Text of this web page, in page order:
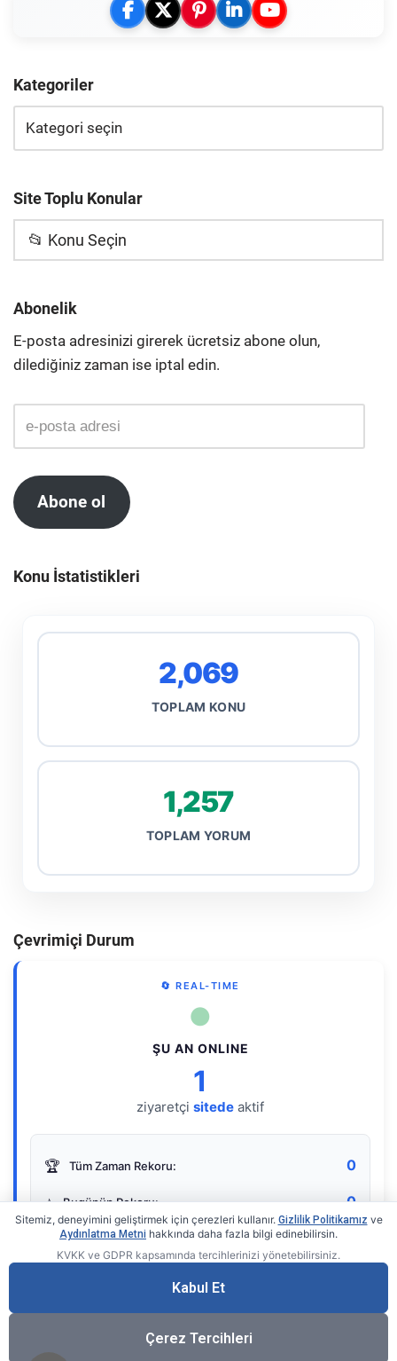
Kategoriler
Site Toplu Konular
📂 Konu Seçin
Abonelik
E-posta adresinizi girerek ücretsiz abone olun,
dilediğiniz zaman ise iptal edin.
Abone ol
Konu İstatistikleri
2,069
TOPLAM KONU
1,257
TOPLAM YORUM
Çevrimiçi Durum
🔄 REAL-TIME
●
ŞU AN ONLINE
1
ziyaretçi sitede aktif
🏆 Tüm Zaman Rekoru: 0
⭐ Bugünün Rekoru: 0
Gerçek zamanlı sayaç
Sitemiz, deneyimini geliştirmek için çerezleri kullanır. Gizlilik Politikamız ve
Aydınlatma Metni hakkında daha fazla bilgi edinebilirsin.
KVKK ve GDPR kapsamında tercihlerinizi yönetebilirsiniz.
Kabul Et
Çerez Tercihleri